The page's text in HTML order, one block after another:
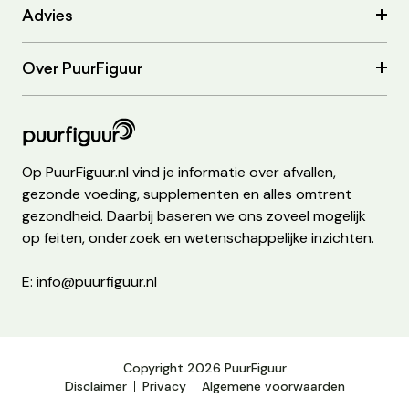
Advies
Over PuurFiguur
Op PuurFiguur.nl vind je informatie over afvallen,
gezonde voeding, supplementen en alles omtrent
gezondheid. Daarbij baseren we ons zoveel mogelijk
op feiten, onderzoek en wetenschappelijke inzichten.
E: info@puurfiguur.nl
Copyright 2026 PuurFiguur
Disclaimer
Privacy Algemene voorwaarden